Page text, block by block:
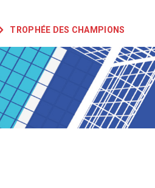
TROPHÉE DES CHAMPIONS